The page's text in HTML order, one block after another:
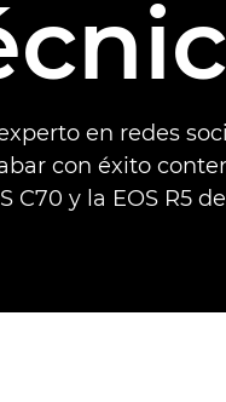
en redes
con éxito
C70 y la EOS R5